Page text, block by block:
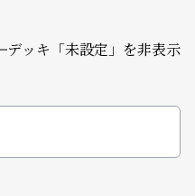
デッキ「未設定 」を非表示